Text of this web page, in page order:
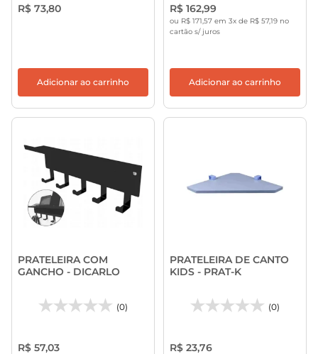
R$ 73,80
Adicionar ao carrinho
R$ 162,99
ou R$ 171,57 em 3x de R$ 57,19 no
cartão s/ juros
Adicionar ao carrinho
PRATELEIRA COM
GANCHO - DICARLO
(0)
R$ 57,03
PRATELEIRA DE CANTO
KIDS - PRAT-K
(0)
R$ 23,76